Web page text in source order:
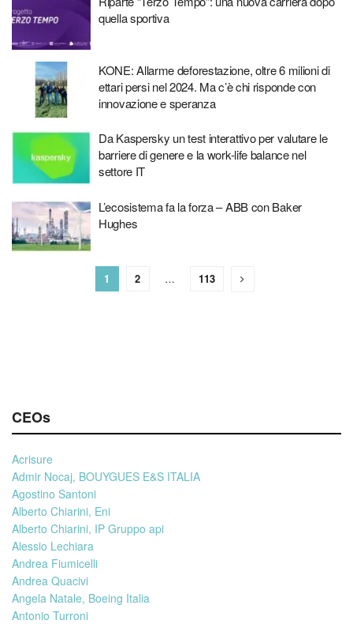
quella sportiva
KONE: Allarme deforestazione, oltre 6 milioni di
ettari persi nel 2024. Ma c’è chi risponde con
innovazione e speranza
Da Kaspersky un test interattivo per valutare le
barriere di genere e la work-life balance nel
settore IT
L’ecosistema fa la forza – ABB con Baker
Hughes
1 2 … 113
CEOs
Acrisure
Admir Nocaj, BOUYGUES E&S ITALIA
Agostino Santoni
Alberto Chiarini, Eni
Alberto Chiarini, IP Gruppo api
Alessio Lechiara
Andrea Fiumicelli
Andrea Quacivi
Angela Natale, Boeing Italia
Antonio Turroni